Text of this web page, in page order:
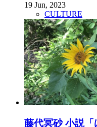
19 Jun, 2023
CULTURE
藤代冥砂 小説